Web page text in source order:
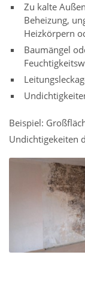
Zu kalte
Beheizung,
Heizkörpern
Baumängel
Beispiel:
Undichtigekeiten